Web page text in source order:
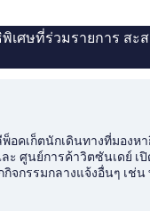
เศษที่ร่วมรายการ สะ
คเก็ตนักเดินทางที่มองห
ศูนย์การค้าวิตซันเดย์ เ
จกรรมกลางแจ้งอื่นๆ เ